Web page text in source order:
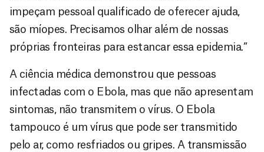
impeçam pessoal qualificado de oferecer ajuda,
são míopes. Precisamos olhar além de nossas
próprias fronteiras para estancar essa epidemia.”
A ciência médica demonstrou que pessoas
infectadas com o Ebola, mas que não apresentam
sintomas, não transmitem o vírus. O Ebola
tampouco é um vírus que pode ser transmitido
pelo ar, como resfriados ou gripes. A transmissão